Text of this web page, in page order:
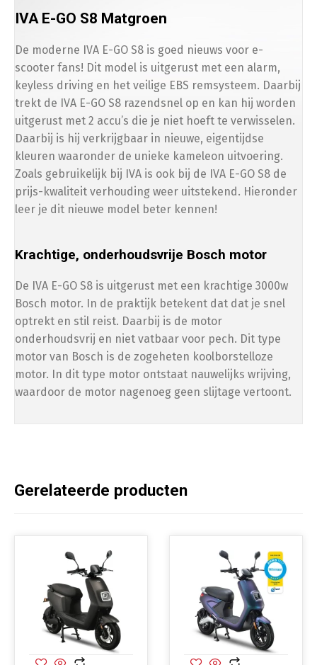
IVA E-GO S8 Matgroen
De moderne IVA E-GO S8 is goed nieuws voor e-
scooter fans! Dit model is uitgerust met een alarm,
keyless driving en het veilige EBS remsysteem. Daarbij
trekt de IVA E-GO S8 razendsnel op en kan hij worden
uitgerust met 2 accu’s die je niet hoeft te verwisselen.
Daarbij is hij verkrijgbaar in nieuwe, eigentijdse
kleuren waaronder de unieke kameleon uitvoering.
Zoals gebruikelijk bij IVA is ook bij de IVA E-GO S8 de
prijs-kwaliteit verhouding weer uitstekend. Hieronder
leer je dit nieuwe model beter kennen!
Krachtige, onderhoudsvrije Bosch motor
De IVA E-GO S8 is uitgerust met een krachtige 3000w
Bosch motor. In de praktijk betekent dat dat je snel
optrekt en stil reist. Daarbij is de motor
onderhoudsvrij en niet vatbaar voor pech. Dit type
motor van Bosch is de zogeheten koolborstelloze
motor. In dit type motor ontstaat nauwelijks wrijving,
waardoor de motor nagenoeg geen slijtage vertoont.
Gerelateerde producten